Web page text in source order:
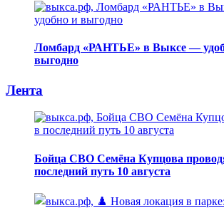
Ломбард «РАНТЬЕ» в Выксе —
выгодно
Лента
Бойца СВО Семёна Купцова
последний путь 10 августа